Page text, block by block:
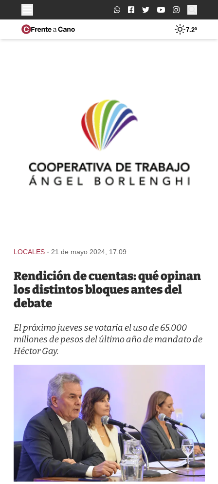
Buscar:
7.2º
LOCALES - 21 de mayo 2024, 17:09
Rendición de cuentas: qué opinan
los distintos bloques antes del
debate
El próximo jueves se votaría el uso de 65.000
millones de pesos del último año de mandato de
Héctor Gay.